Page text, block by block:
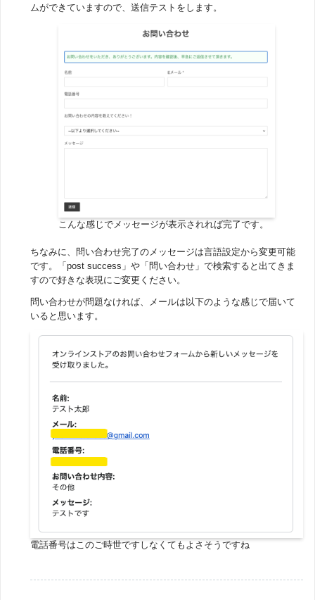
ムができていますので、送信テストをします。
こんな感じでメッセージが表示されれば完了です。
ちなみに、問い合わせ完了のメッセージは言語設定から変更可能
です。「post success」や「問い合わせ」で検索すると出てきま
すので好きな表現にご変更ください。
問い合わせが問題なければ、メールは以下のような感じで届いて
いると思います。
電話番号はこのご時世ですしなくてもよさそうですね